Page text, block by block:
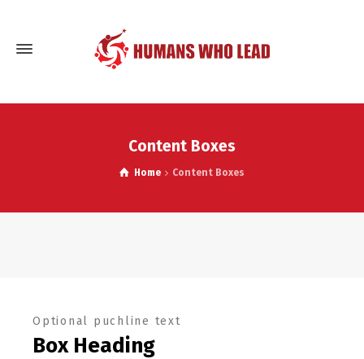
Content Boxes
Home Content Boxes
Optional puchline text
Box Heading